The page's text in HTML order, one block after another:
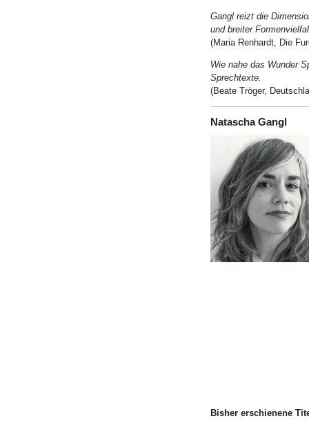
Gangl reizt die
und breiter
(Maria Renhardt, Die
Wie nahe das Wunder
Sprechtexte.
(Beate Tröger,
Natascha Gangl
Bisher erschienene